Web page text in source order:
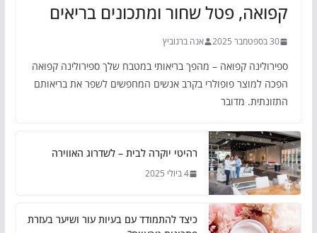
קפואה, פטל שחור ומתכונים בריאים
30 בספטמבר 2025 אנה ברנוביץ
ספירולינה קפואה – מהפך בריאותי במטבח שלך ספירולינה קפואה
הפכה למוצר פופולרי בקרב אנשים המחפשים לשפר את בריאותם
התזונתית. מדובר
רהיטי יוקרה לבית – לשדרוג האווירה
4 ביולי 2025
כיצד להתמודד עם בעיות עור ושיער בעזרת